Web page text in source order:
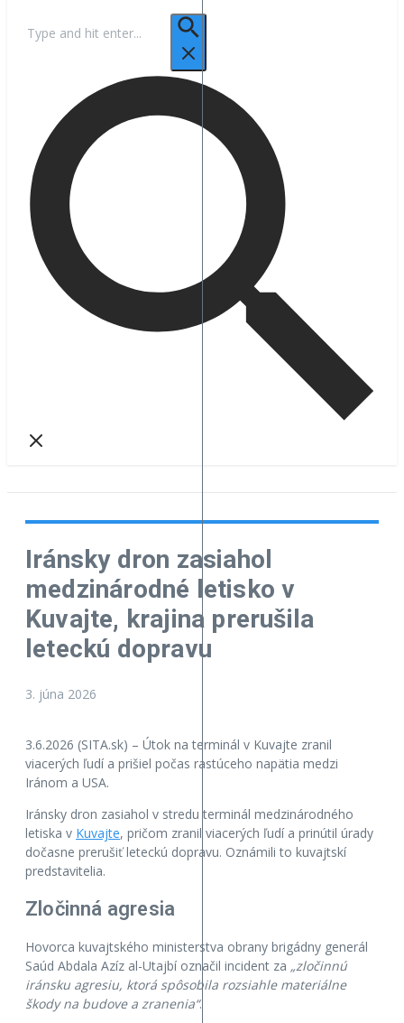
Iránsky dron zasiahol
medzinárodné letisko v
Kuvajte, krajina prerušila
leteckú dopravu
3. júna 2026
3.6.2026 (SITA.sk) – Útok na terminál v Kuvajte zranil
viacerých ľudí a prišiel počas rastúceho napätia medzi
Iránom a USA.
Iránsky dron zasiahol v stredu terminál medzinárodného
letiska v Kuvajte, pričom zranil viacerých ľudí a prinútil úrady
dočasne prerušiť leteckú dopravu. Oznámili to kuvajtskí
predstavitelia.
Zločinná agresia
Hovorca kuvajtského ministerstva obrany brigádny generál
Saúd Abdala Azíz al-Utajbí označil incident za „zločinnú
iránsku agresiu, ktorá spôsobila rozsiahle materiálne
škody na budove a zranenia“.